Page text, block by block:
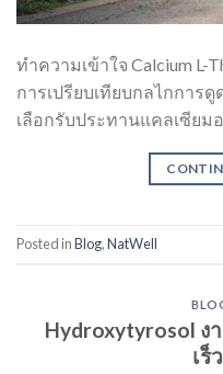
ทำความเข้าใจ Calcium L-
การเปรียบเทียบกลไกการ
เลือกรับประทานแคลเซียม
Posted inBlog,NatWell
Hydroxytyrosol ง
เร็